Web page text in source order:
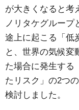
が大きくなると考
ノリタケグルー
途上に起こる「低
と、世界の気候
た場合に発生する
たリスク」の2つ
検討しました。